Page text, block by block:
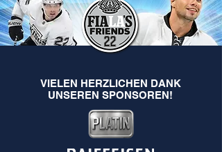
VIELEN HERZLICHEN DANK
UNSEREN SPONSOREN!